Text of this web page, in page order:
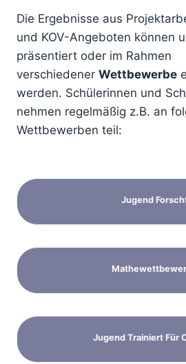
Die Ergebnisse aus
und KOV-Angeboten können
präsentiert oder im Rahmen
verschiedener Wettbewerbe
werden. Schülerinnen und
nehmen regelmäßig z.B. an
Wettbewerben teil:
Jugend
Jugend Trainiert Für